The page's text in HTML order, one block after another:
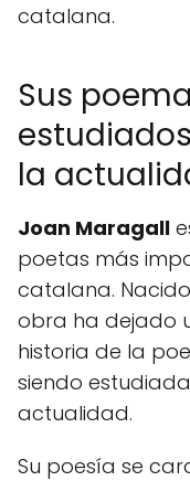
catalana.
Sus
la
Joan Maragall
poetas más
catalana. Nacido
obra ha dejado
historia de la
siendo
actualidad.
Su poesía se